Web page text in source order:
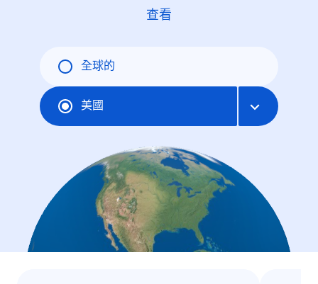
查看
全球的
美國